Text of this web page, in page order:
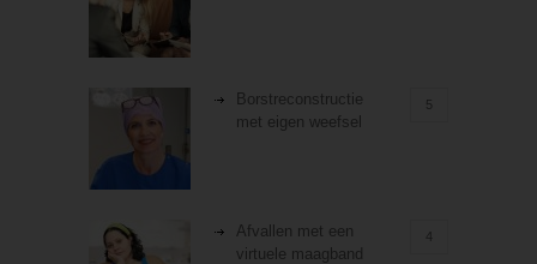
Borstreconstructie
met eigen weefsel
5
Afvallen met een
virtuele maagband
4